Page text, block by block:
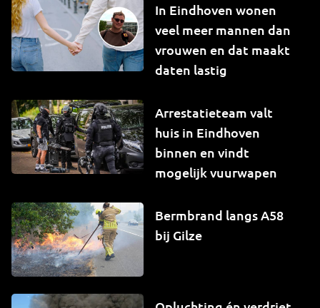
In Eindhoven wonen
veel meer mannen dan
vrouwen en dat maakt
daten lastig
Arrestatieteam valt
huis in Eindhoven
binnen en vindt
mogelijk vuurwapen
Bermbrand langs A58
bij Gilze